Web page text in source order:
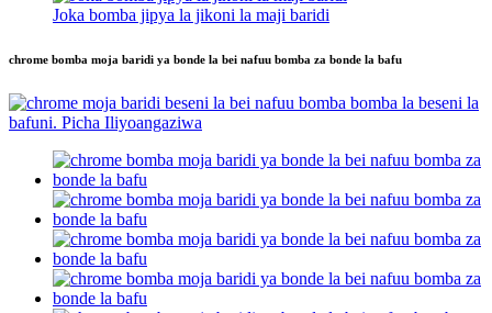
Joka bomba jipya la jikoni la maji baridi
chrome bomba moja baridi ya bonde la bei nafuu bomba za bonde la bafu